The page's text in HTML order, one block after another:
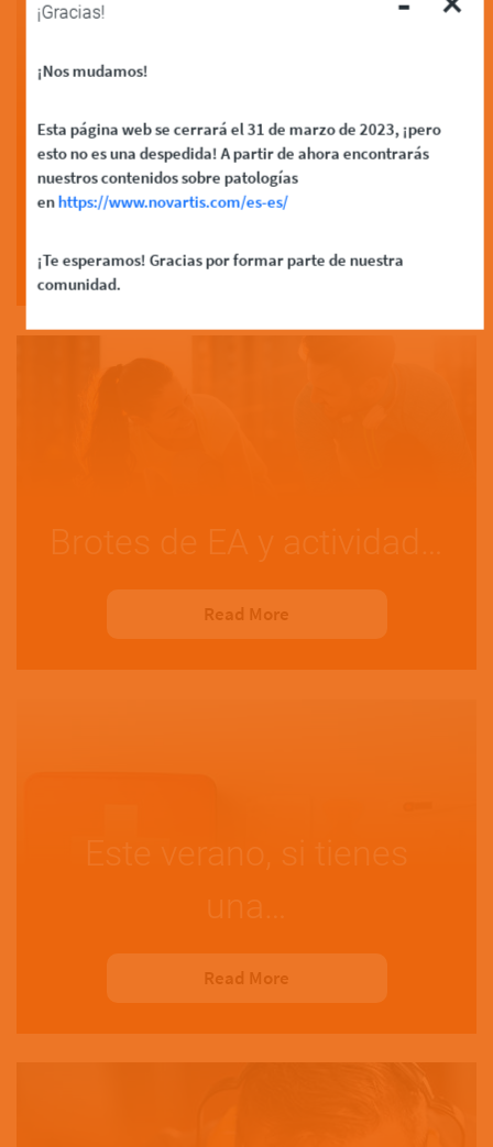
¿Cómo hablar de la EA en
tu…
Read More
Brotes de EA y actividad…
Read More
Este verano, si tienes
una…
Read More
¡Gracias!
¡Nos mudamos!
Esta página web se cerrará el 31 de marzo de 2023, ¡pero
esto no es una despedida! A partir de ahora encontrarás
nuestros contenidos sobre patologías
enhttps://www.novartis.com/es-es/
¡Te esperamos! Gracias por formar parte de nuestra
comunidad.